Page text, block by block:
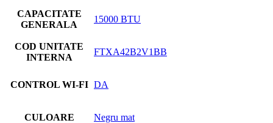
CAPACITATE
GENERALA
15000 BTU
COD UNITATE
INTERNA
FTXA42B2V1BB
CONTROL WI-FI DA
CULOARE Negru mat